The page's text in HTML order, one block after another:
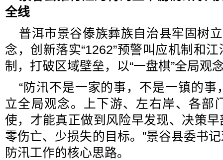
全线
普洱市景谷傣族彝族自治县牢固树
念，创新落实“1262”预警叫应机制和
制，打破区域壁垒，以“一盘棋”全局观
“防汛不是一家的事，不是一镇的
立全局观念。上下游、左右岸、各部
使，才能真正做到风险早发现、决策
零伤亡、少损失的目标。”景谷县委书
防汛工作的核心思路。